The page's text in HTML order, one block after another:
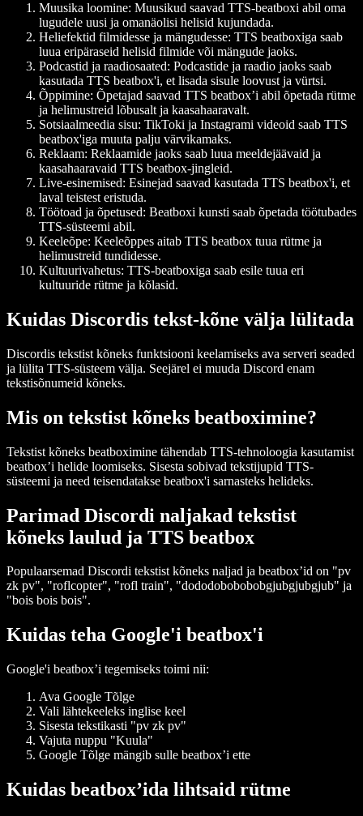
Muusika loomine: Muusikud saavad TTS-beatboxi abil oma
lugudele uusi ja omanäolisi helisid kujundada.
Heliefektid filmidesse ja mängudesse: TTS beatboxiga saab
luua eripäraseid helisid filmide või mängude jaoks.
Podcastid ja raadiosaated: Podcastide ja raadio jaoks saab
kasutada TTS beatbox'i, et lisada sisule loovust ja vürtsi.
Õppimine: Õpetajad saavad TTS beatbox’i abil õpetada rütme
ja helimustreid lõbusalt ja kaasahaaravalt.
Sotsiaalmeedia sisu: TikToki ja Instagrami videoid saab TTS
beatbox'iga muuta palju värvikamaks.
Reklaam: Reklaamide jaoks saab luua meeldejäävaid ja
kaasahaaravaid TTS beatbox-jingleid.
Live-esinemised: Esinejad saavad kasutada TTS beatbox'i, et
laval teistest eristuda.
Töötoad ja õpetused: Beatboxi kunsti saab õpetada töötubades
TTS-süsteemi abil.
Keeleõpe: Keeleõppes aitab TTS beatbox tuua rütme ja
helimustreid tundidesse.
Kultuurivahetus: TTS-beatboxiga saab esile tuua eri
kultuuride rütme ja kõlasid.
Kuidas Discordis tekst-kõne välja lülitada
Discordis tekstist kõneks funktsiooni keelamiseks ava serveri seaded
ja lülita TTS-süsteem välja. Seejärel ei muuda Discord enam
tekstisõnumeid kõneks.
Mis on tekstist kõneks beatboximine?
Tekstist kõneks beatboximine tähendab TTS-tehnoloogia kasutamist
beatbox’i helide loomiseks. Sisesta sobivad tekstijupid TTS-
süsteemi ja need teisendatakse beatbox'i sarnasteks helideks.
Parimad Discordi naljakad tekstist
kõneks laulud ja TTS beatbox
Populaarsemad Discordi tekstist kõneks naljad ja beatbox’id on "pv
zk pv", "roflcopter", "rofl train", "dododobobobobgjubgjubgjub" ja
"bois bois bois".
Kuidas teha Google'i beatbox'i
Google'i beatbox’i tegemiseks toimi nii:
Ava Google Tõlge
Vali lähtekeeleks inglise keel
Sisesta tekstikasti "pv zk pv"
Vajuta nuppu "Kuula"
Google Tõlge mängib sulle beatbox’i ette
Kuidas beatbox’ida lihtsaid rütme